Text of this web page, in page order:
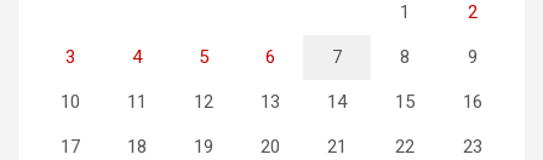
1 2
3 4 5 6 7 8 9
10 11 12 13 14 15 16
17 18 19 20 21 22 23